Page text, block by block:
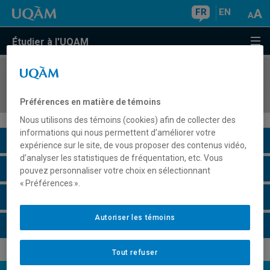
FR EN
Étudier à l'UQAM
COURS//
Description du cours
Horaire - Été 2026
Préférences en matière de témoins
Nous utilisons des témoins (cookies) afin de collecter des
informations qui nous permettent d’améliorer votre
expérience sur le site, de vous proposer des contenus vidéo,
d’analyser les statistiques de fréquentation, etc. Vous
pouvez personnaliser votre choix en sélectionnant
« Préférences ».
Tout refuser
Autoriser les témoins